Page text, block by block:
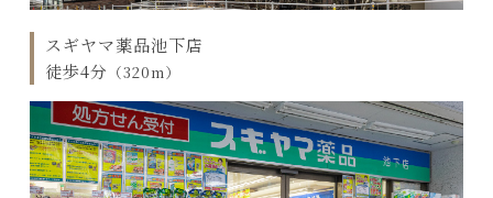
スギヤマ薬品池下店
徒歩4分 （320m）